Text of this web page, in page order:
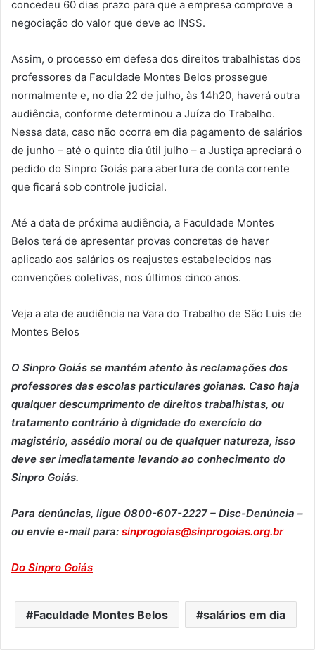
concedeu 60 dias prazo para que a empresa comprove a
negociação do valor que deve ao INSS.
Assim, o processo em defesa dos direitos trabalhistas dos
professores da Faculdade Montes Belos prossegue
normalmente e, no dia 22 de julho, às 14h20, haverá outra
audiência, conforme determinou a Juíza do Trabalho.
Nessa data, caso não ocorra em dia pagamento de salários
de junho – até o quinto dia útil julho – a Justiça apreciará o
pedido do Sinpro Goiás para abertura de conta corrente
que ficará sob controle judicial.
Até a data de próxima audiência, a Faculdade Montes
Belos terá de apresentar provas concretas de haver
aplicado aos salários os reajustes estabelecidos nas
convenções coletivas, nos últimos cinco anos.
Veja a ata de audiência na Vara do Trabalho de São Luis de
Montes Belos
O Sinpro Goiás se mantém atento às reclamações dos
professores das escolas particulares goianas. Caso haja
qualquer descumprimento de direitos trabalhistas, ou
tratamento contrário à dignidade do exercício do
magistério, assédio moral ou de qualquer natureza, isso
deve ser imediatamente levando ao conhecimento do
Sinpro Goiás.
Para denúncias, ligue 0800-607-2227 – Disc-Denúncia –
ou envie e-mail para: sinprogoias@sinprogoias.org.br
Do Sinpro Goiás
Faculdade Montes Belos salários em dia